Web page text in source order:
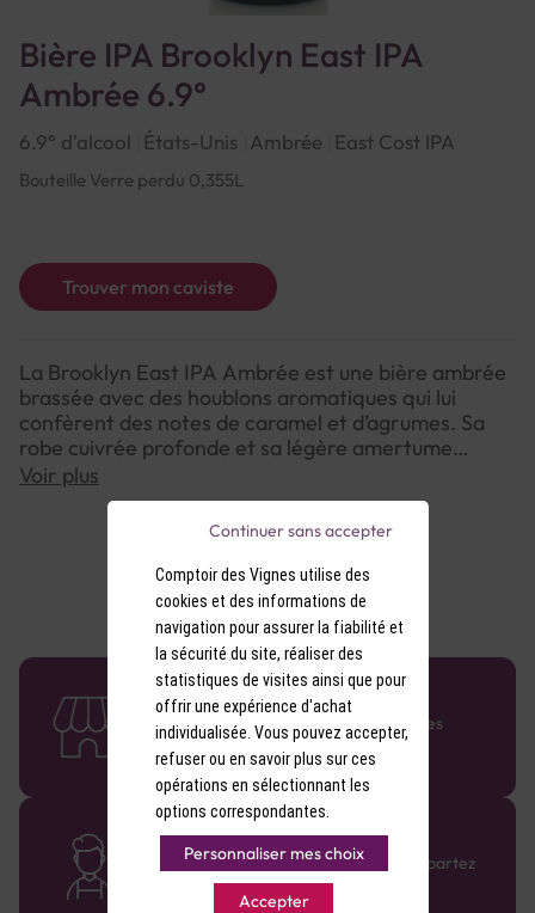
Bière IPA Brooklyn East IPA
Ambrée 6.9°
6.9° d'alcool États-Unis Ambrée East Cost IPA
Bouteille Verre perdu 0,355L
Trouver mon caviste
La Brooklyn East IPA Ambrée est une bière ambrée
brassée avec des houblons aromatiques qui lui
confèrent des notes de caramel et d’agrumes. Sa
robe cuivrée profonde et sa légère amertume
offrent une dégustation chaleureuse et équilibrée.
Une bière au caractère affirmé, idéale pour les
amateurs de saveurs riches.
Voir plus
58 caves en France
Retrouvez le réseau Comptoir des Vignes
partout en France !
Des cavistes à votre écoute
Bénéficiez de conseils sur-mesure et repartez
avec le sourire :)
Comptoir des Vignes utilise des
cookies et des informations de
navigation pour assurer la fiabilité et
la sécurité du site, réaliser des
statistiques de visites ainsi que pour
offrir une expérience d'achat
individualisée. Vous pouvez accepter,
refuser ou en savoir plus sur ces
opérations en sélectionnant les
options correspondantes.
Personnaliser mes choix
Accepter
Continuer sans accepter